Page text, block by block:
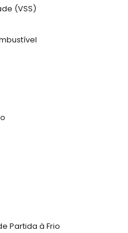
(VSS)
Partida à Frio